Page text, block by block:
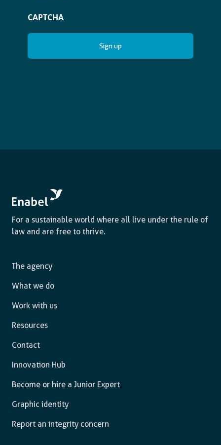
CAPTCHA
For a sustainable world where all live under the rule of
law and are free to thrive.
The agency
What we do
Work with us
Resources
Contact
Innovation Hub
Become or hire a Junior Expert
Graphic identity
Report an integrity concern